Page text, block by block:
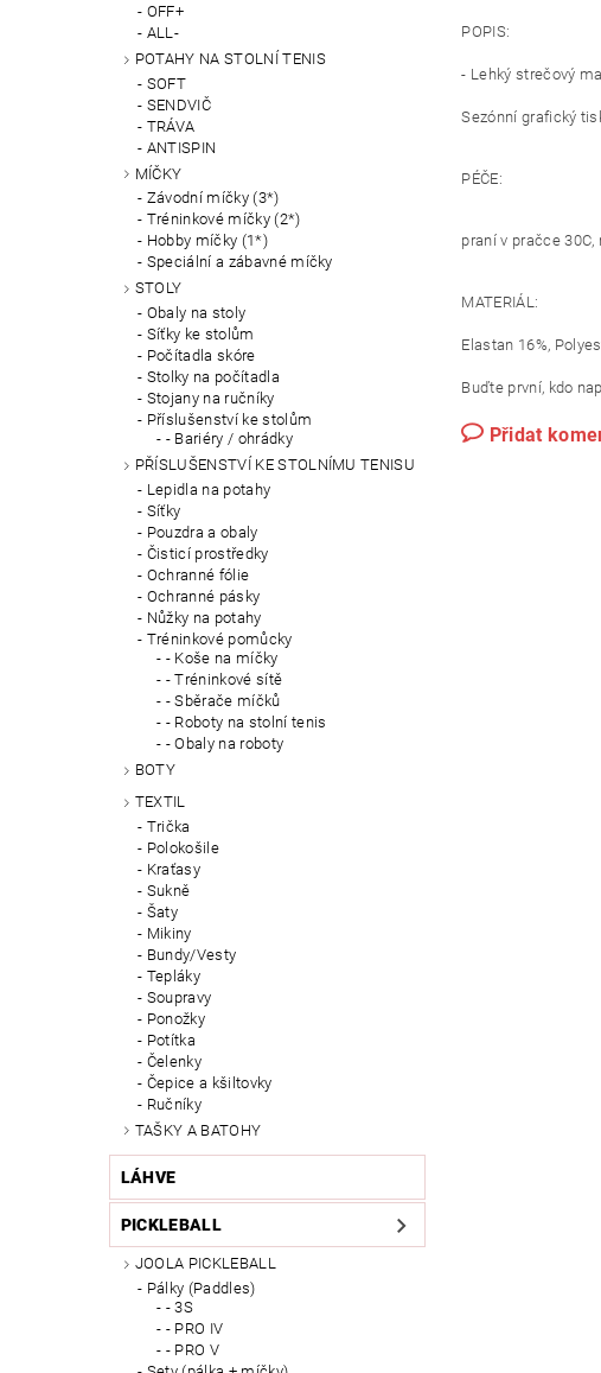
OFF+
ALL-
POTAHY NA STOLNÍ TENIS
SOFT
SENDVIČ
TRÁVA
ANTISPIN
MÍČKY
Závodní míčky (3*)
Tréninkové míčky (2*)
Hobby míčky (1*)
Speciální a zábavné míčky
STOLY
Obaly na stoly
Síťky ke stolům
Počítadla skóre
Stolky na počítadla
Stojany na ručníky
Příslušenství ke stolům
- Bariéry / ohrádky
PŘÍSLUŠENSTVÍ KE STOLNÍMU TENISU
Lepidla na potahy
Síťky
Pouzdra a obaly
Čisticí prostředky
Ochranné fólie
Ochranné pásky
Nůžky na potahy
Tréninkové pomůcky
- Koše na míčky
- Tréninkové sítě
- Sběrače míčků
- Roboty na stolní tenis
- Obaly na roboty
BOTY
TEXTIL
Trička
Polokošile
Kraťasy
Sukně
Šaty
Mikiny
Bundy/Vesty
Tepláky
Soupravy
Ponožky
Potítka
Čelenky
Čepice a kšiltovky
Ručníky
TAŠKY A BATOHY
LÁHVE
PICKLEBALL
JOOLA PICKLEBALL
Pálky (Paddles)
- 3S
- PRO IV
- PRO V
POPIS:
- Lehký strečový
Sezónní grafický
PÉČE:
praní v pračce
MATERIÁL:
Elastan 16%,
Buďte první, kdo
Přidat